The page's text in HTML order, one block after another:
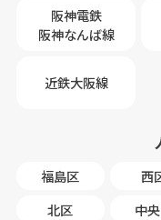
阪神電鉄
阪神なんば線
近鉄大阪線
福島区 西
北区
中